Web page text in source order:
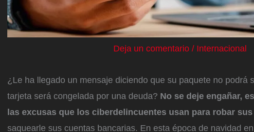
Deja un comentario / Internacional
¿Le ha llegado un mensaje diciendo que su paquete no podrá
tarjeta será congelada por una deuda? No se deje engañar,
las excusas que los ciberdelincuentes usan para robar
saquearle sus cuentas bancarias. En esta época de navidad